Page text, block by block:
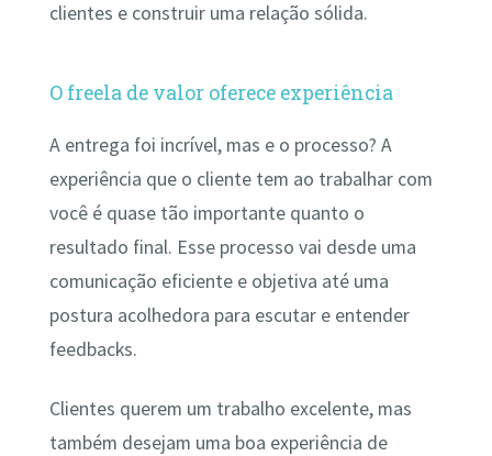
clientes e construir uma relação sólida.
O freela de valor oferece experiência
A entrega foi incrível, mas e o processo? A
experiência que o cliente tem ao trabalhar com
você é quase tão importante quanto o
resultado final. Esse processo vai desde uma
comunicação eficiente e objetiva até uma
postura acolhedora para escutar e entender
feedbacks.
Clientes querem um trabalho excelente, mas
também desejam uma boa experiência de